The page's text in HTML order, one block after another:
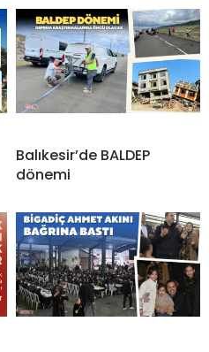
Balıkesir’de BALDEP
dönemi